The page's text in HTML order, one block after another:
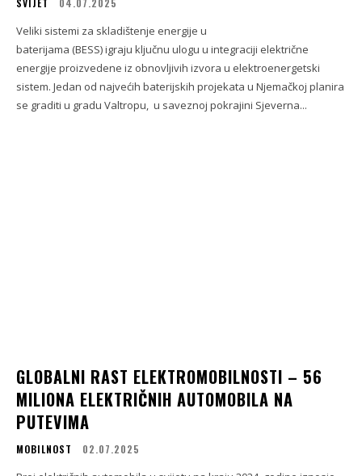
Veliki sistemi za skladištenje energije u
baterijama (BESS) igraju ključnu ulogu u integraciji električne
energije proizvedene iz obnovljivih izvora u elektroenergetski
sistem. Jedan od najvećih baterijskih projekata u Njemačkoj planira
se graditi u gradu Valtropu, u saveznoj pokrajini Sjeverna...
GLOBALNI RAST ELEKTROMOBILNOSTI – 56
MILIONA ELEKTRIČNIH AUTOMOBILA NA
PUTEVIMA
MOBILNOST 02.07.2025